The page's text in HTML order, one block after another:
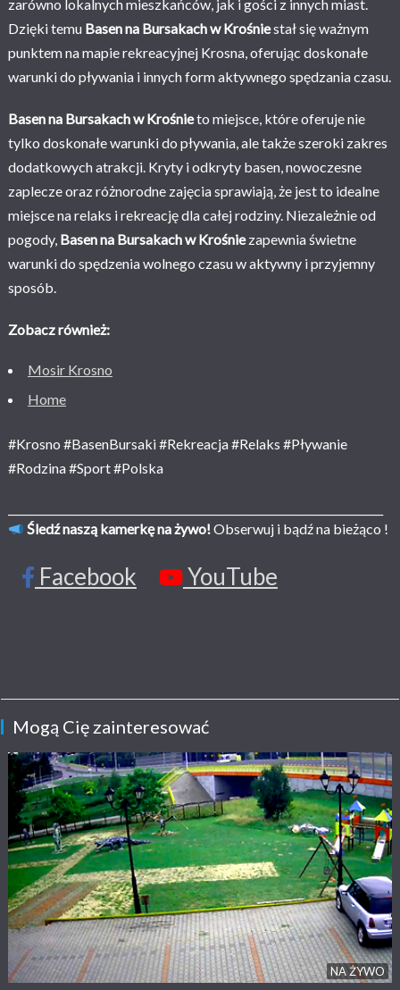
zarówno lokalnych mieszkańców, jak i gości z innych miast.
Dzięki temu Basen na Bursakach w Krośniestał się ważnym
punktem na mapie rekreacyjnej Krosna, oferując doskonałe
warunki do pływania i innych form aktywnego spędzania czasu.
Basen na Bursakach w Krośnieto miejsce, które oferuje nie
tylko doskonałe warunki do pływania, ale także szeroki zakres
dodatkowych atrakcji. Kryty i odkryty basen, nowoczesne
zaplecze oraz różnorodne zajęcia sprawiają, że jest to idealne
miejsce na relaks i rekreację dla całej rodziny. Niezależnie od
pogody, Basen na Bursakach w Krośniezapewnia świetne
warunki do spędzenia wolnego czasu w aktywny i przyjemny
sposób.
Zobacz również:
Mosir Krosno
Home
#Krosno #BasenBursaki #Rekreacja #Relaks #Pływanie
#Rodzina #Sport #Polska
Śledź naszą kamerkę na żywo!Obserwuj i bądź na bieżąco !
Facebook YouTube
Mogą Cię zainteresować
NA ŻYWO